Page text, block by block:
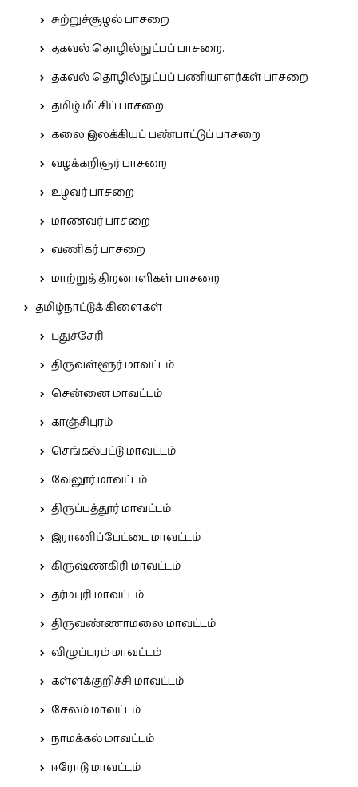
சுற்றுச்சூழல் பாசறை
தகவல் தொழில்நுட்பப் பாசறை.
தகவல் தொழில்நுட்பப் பணியாளர்கள் பாசறை
தமிழ் மீட்சிப் பாசறை
கலை இலக்கியப் பண்பாட்டுப் பாசறை
வழக்கறிஞர் பாசறை
உழவர் பாசறை
மாணவர் பாசறை
வணிகர் பாசறை
மாற்றுத் திறனாளிகள் பாசறை
தமிழ்நாட்டுக் கிளைகள்
புதுச்சேரி
திருவள்ளூர் மாவட்டம்
சென்னை மாவட்டம்
காஞ்சிபுரம்
செங்கல்பட்டு மாவட்டம்
வேலூர் மாவட்டம்
திருப்பத்தூர் மாவட்டம்
இராணிப்பேட்டை மாவட்டம்
கிருஷ்ணகிரி மாவட்டம்
தர்மபுரி மாவட்டம்
திருவண்ணாமலை மாவட்டம்
விழுப்புரம் மாவட்டம்
கள்ளக்குறிச்சி மாவட்டம்
சேலம் மாவட்டம்
நாமக்கல் மாவட்டம்
ஈரோடு மாவட்டம்